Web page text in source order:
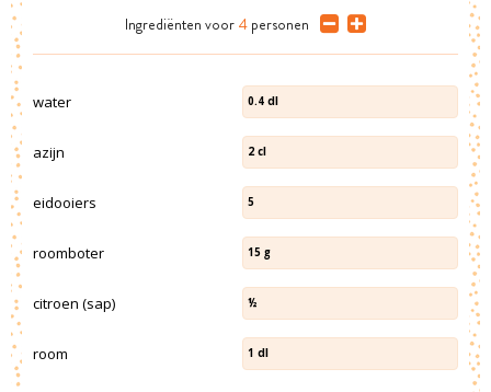
Ingrediënten voor 4 personen
water 0.4 dl
azijn 2 cl
eidooiers 5
roomboter 15 g
citroen (sap) ½
room 1 dl